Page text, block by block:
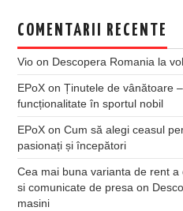
COMENTARII RECENTE
Vio on Descopera Romania la
EPoX onȚinutele de vânătoare
funcționalitate în sportul nobil
EPoX onCum să alegi ceasul
pasionați și începători
Cea mai buna varianta de rent
si comunicate de presa on
masini